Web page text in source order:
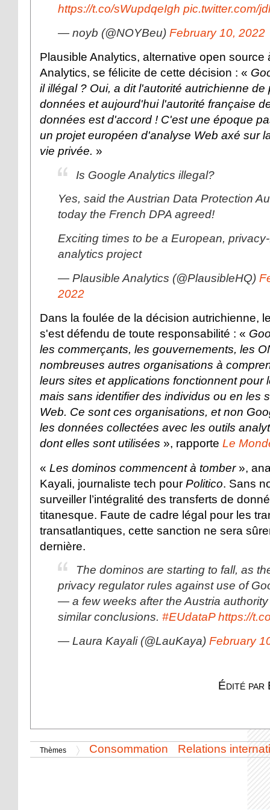
https://t.co/sWupdqeIgh pic.twitter.com/
— noyb (@NOYBeu) February 10, 2022
Plausible Analytics, alternative open source
Analytics, se félicite de cette décision : «
il illégal ? Oui, a dit l'autorité autrichienne de
données et aujourd'hui l'autorité française
données est d'accord ! C'est une époque
un projet européen d'analyse Web axé sur
vie privée. »
Is Google Analytics illegal?
Yes, said the Austrian Data Protection
today the French DPA agreed!
Exciting times to be a European,
analytics project
— Plausible Analytics (@PlausibleHQ)
2022
Dans la foulée de la décision autrichienne,
s'est défendu de toute responsabilité : «
les commerçants, les gouvernements, les
nombreuses autres organisations à
leurs sites et applications fonctionnent pour
mais sans identifier des individus ou en les
Web. Ce sont ces organisations, et non
les données collectées avec les outils
dont elles sont utilisées », rapporte Le
« Les dominos commencent à tomber»,
Kayali, journaliste tech pour Politico. Sans
surveiller l’intégralité des transferts de
titanesque. Faute de cadre légal pour les
transatlantiques, cette sanction ne sera
dernière.
The dominos are starting to fall, as
privacy regulator rules against use of
— a few weeks after the Austria
similar conclusions. #EUdataP https://
— Laura Kayali (@LauKaya) February
Édité par
Thèmes Consommation Relations